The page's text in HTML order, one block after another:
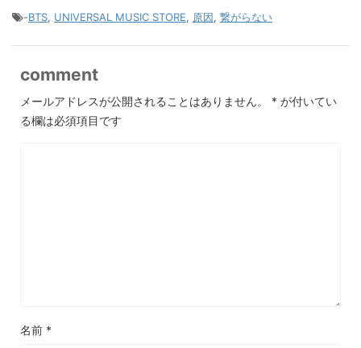
-BTS, UNIVERSAL MUSIC STORE, 原因, 繋がらない
comment
メールアドレスが公開されることはありません。 * が付いてい
る欄は必須項目です
名前 *